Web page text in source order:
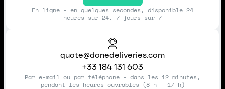
En ligne - en quelques secondes, disponible 24
heures sur 24, 7 jours sur 7
quote@donedeliveries.com
+33 184 131 603
Par e-mail ou par téléphone - dans les 12 minutes,
pendant les heures ouvrables (8 h - 17 h)